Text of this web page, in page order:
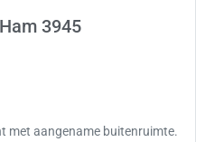
3945
met aangename buitenruimte.